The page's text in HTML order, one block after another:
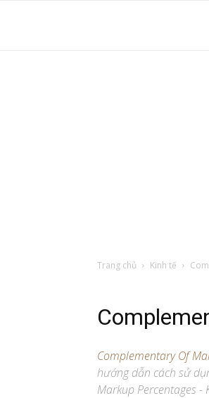
Trang chủ Kinh tế
Complementary Of
hướng dẫn cách sử
Markup Percentages -